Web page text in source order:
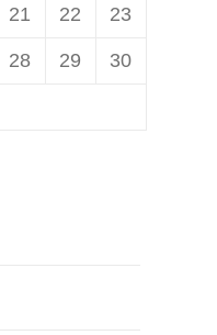
21 22 23
28 29 30